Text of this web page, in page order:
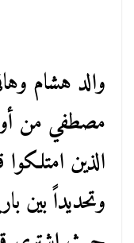
والد هشام
مصطفي من
الذين
وتحديداً بين